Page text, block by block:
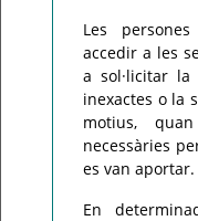
Les
accedir a les
a sol·licitar
inexactes o la
motius,
necessàries
es van aportar.
En